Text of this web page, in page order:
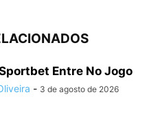
Entre No Jogo
- 3 de agosto de 2026